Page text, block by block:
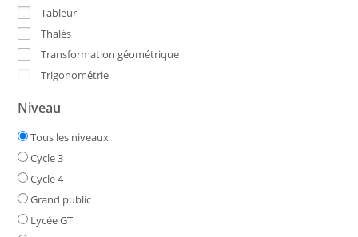
Tableur
Thalès
Transformation géométrique
Trigonométrie
Niveau
Tous les niveaux
Cycle 3
Cycle 4
Grand public
Lycée GT